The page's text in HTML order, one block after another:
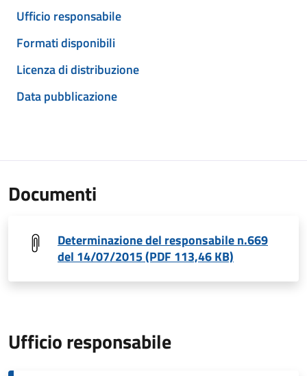
Ufficio responsabile
Formati disponibili
Licenza di distribuzione
Data pubblicazione
Documenti
Determinazione del responsabile n.669
del 14/07/2015 (PDF 113,46 KB)
Ufficio responsabile